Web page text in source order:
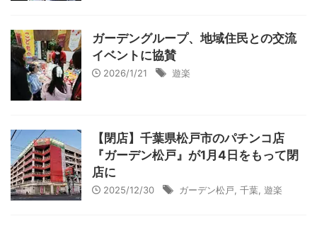
ガーデングループ、地域住民との交流
イベントに協賛
2026/1/21 遊楽
【閉店】千葉県松戸市のパチンコ店
『ガーデン松戸』が1月4日をもって閉
店に
2025/12/30 ガーデン松戸 千葉 遊楽